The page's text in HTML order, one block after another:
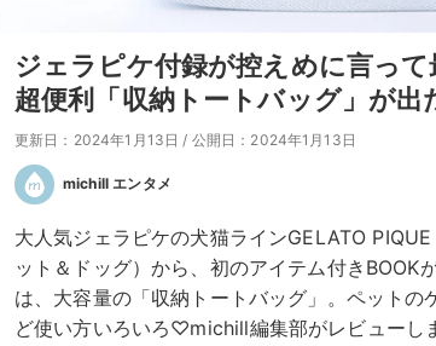
ジェラピケ付録が控えめに言っ
超便利「収納トートバッグ」が出
更新日：2024年1月13日 / 公開日：2024年1月13日
michill エンタメ
大人気ジェラピケの犬猫ラインGELATO
ット＆ドッグ）から、初のアイテム付きBOOK
は、大容量の「収納トートバッグ」。ペット
ど使い方いろいろ♡michill編集部がレビューし